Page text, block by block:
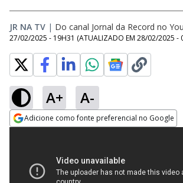
JR NA TV | Do canal Jornal da Record no
27/02/2025 - 19H31 (ATUALIZADO EM 28/02/2025 -
A+ A-
Adicione como fonte preferencial no Google